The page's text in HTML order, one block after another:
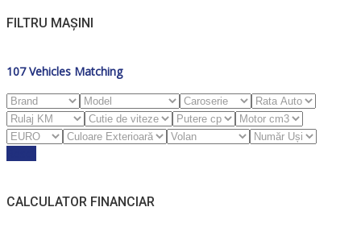
FILTRU MAȘINI
107 Vehicles Matching
CALCULATOR FINANCIAR